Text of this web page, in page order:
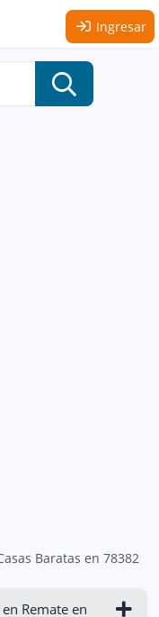
Ingresar
Baratas en 78382
Remate en